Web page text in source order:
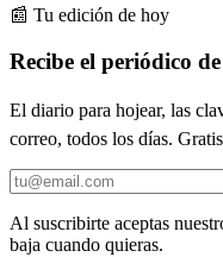
📰 Tu edición de hoy
Recibe el periódico
El diario para hojear, las
correo, todos los días.
Al suscribirte aceptas
baja cuando quieras.